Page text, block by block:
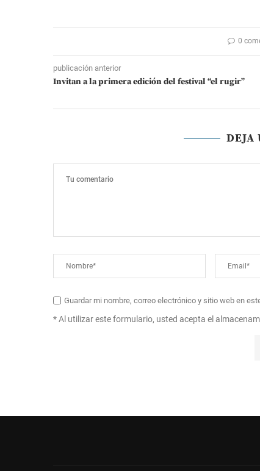
0
publicación anterior
Invitan a la primera edición del festival “el rugir”
DEJA
Guardar mi nombre, correo electrónico y sitio web en
* Al utilizar este formulario, usted acepta el